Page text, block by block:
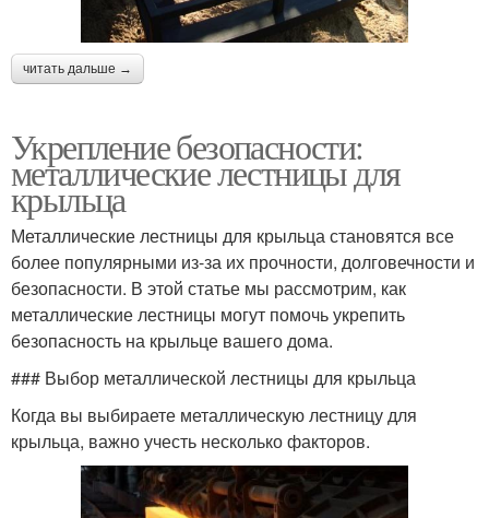
читать дальше →
Укрепление безопасности:
металлические лестницы для
крыльца
Металлические лестницы для крыльца становятся все
более популярными из-за их прочности, долговечности и
безопасности. В этой статье мы рассмотрим, как
металлические лестницы могут помочь укрепить
безопасность на крыльце вашего дома.
### Выбор металлической лестницы для крыльца
Когда вы выбираете металлическую лестницу для
крыльца, важно учесть несколько факторов.